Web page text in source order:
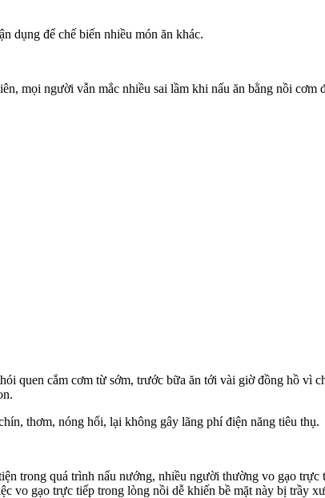
dụng để chế biến nhiều món ăn khác.
mọi người vẫn mắc nhiều sai lầm khi nấu ăn bằng nồi cơm
quen cắm cơm từ sớm, trước bữa ăn tới vài giờ đồng hồ vì
thơm, nóng hổi, lại không gây lãng phí điện năng tiêu thụ.
trong quá trình nấu nướng, nhiều người thường vo gạo
vo gạo trực tiếp trong lòng nồi dễ khiến bề mặt này bị trầy